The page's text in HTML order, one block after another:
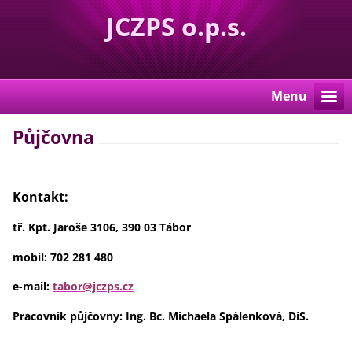
JCZPS o.p.s.
Menu
Půjčovna
Kontakt:
tř. Kpt. Jaroše 3106, 390 03 Tábor
mobil: 702 281 480
e-mail: tabor@jczps.cz
Pracovník půjčovny: Ing. Bc. Michaela Spálenková, DiS.